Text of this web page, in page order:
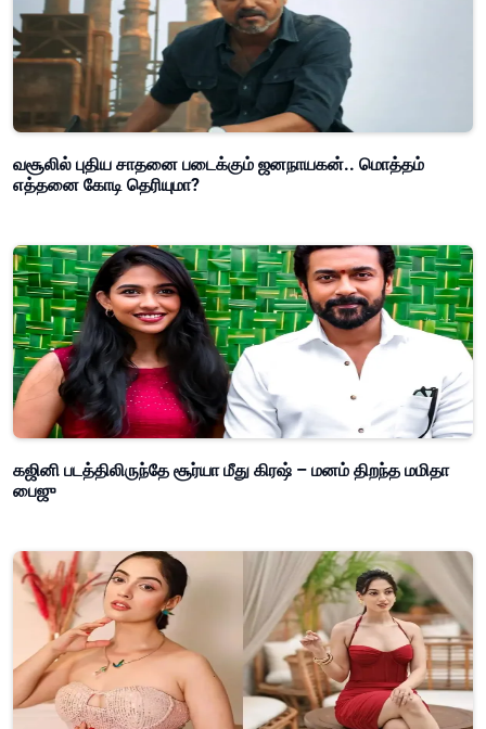
வசூலில் புதிய சாதனை படைக்கும் ஜனநாயகன்.. மொத்தம்
எத்தனை கோடி தெரியுமா?
கஜினி படத்திலிருந்தே சூர்யா மீது கிரஷ் – மனம் திறந்த மமிதா
பைஜு